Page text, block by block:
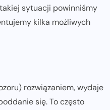
sytuacji powinniśmy
kilka możliwych
rozwiązaniem, wydaje
się. To często